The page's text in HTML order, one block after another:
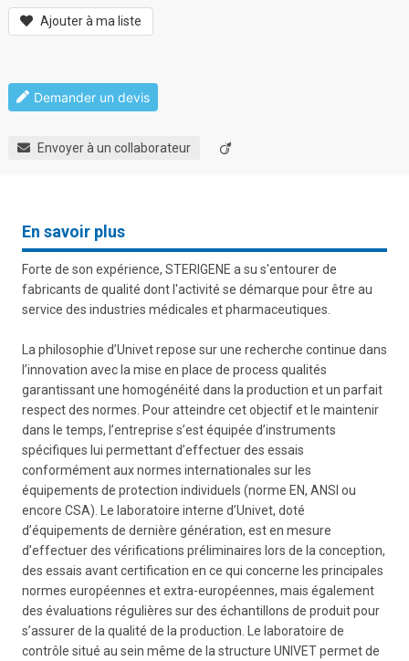
Ajouter à ma liste
Demander un devis
Envoyer à un collaborateur
En savoir plus
Forte de son expérience, STERIGENE a su s'entourer de
fabricants de qualité dont l'activité se démarque pour être au
service des industries médicales et pharmaceutiques.
La philosophie d’Univet repose sur une recherche continue dans
l’innovation avec la mise en place de process qualités
garantissant une homogénéité dans la production et un parfait
respect des normes. Pour atteindre cet objectif et le maintenir
dans le temps, l’entreprise s’est équipée d’instruments
spécifiques lui permettant d’effectuer des essais
conformément aux normes internationales sur les
équipements de protection individuels (norme EN, ANSI ou
encore CSA). Le laboratoire interne d’Univet, doté
d’équipements de dernière génération, est en mesure
d’effectuer des vérifications préliminaires lors de la conception,
des essais avant certification en ce qui concerne les principales
normes européennes et extra-européennes, mais également
des évaluations régulières sur des échantillons de produit pour
s’assurer de la qualité de la production. Le laboratoire de
contrôle situé au sein même de la structure UNIVET permet de